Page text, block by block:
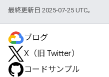
最終更新日 2025-07-25 UTC。
ブログ
X（旧 Twitter）
コードサンプル